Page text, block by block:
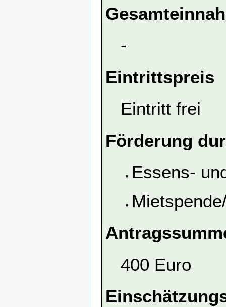
-
Eintrittspreis
Eintritt frei
Förderung
Essens-
400 Euro